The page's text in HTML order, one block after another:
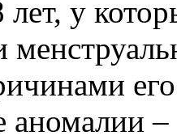
лет, у
аномалии